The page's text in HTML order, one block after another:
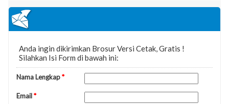
berikut: - Membayar biaya pendaftaran Program
Sarjana (S1) Rp. 150.000,-- Membayar biaya
pendaftaran Program Pascasarjana (S2) Rp. 500.000,-
HERREGISTRASISetelah melakukan pembayaran
Biaya Awal maka calon mahasiswa menyerahkan
berkas Herregistrasi sebagai berikut: Berkas
Pendaftaran adalah: - Scan KTP satu lembar - Scan